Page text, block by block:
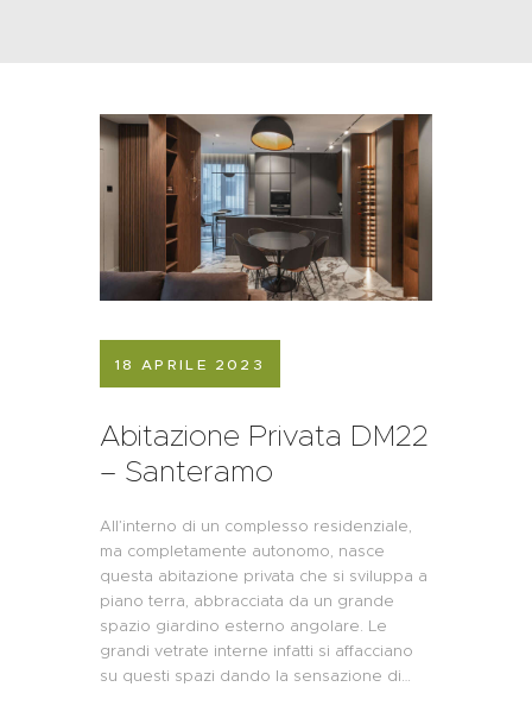
18 APRILE 2023
Abitazione Privata DM22
– Santeramo
All’interno di un complesso residenziale,
ma completamente autonomo, nasce
questa abitazione privata che si sviluppa a
piano terra, abbracciata da un grande
spazio giardino esterno angolare. Le
grandi vetrate interne infatti si affacciano
su questi spazi dando la sensazione di…